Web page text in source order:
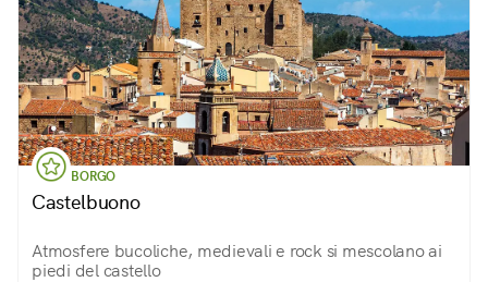
BORGO
Castelbuono
Atmosfere bucoliche, medievali e rock si mescolano ai
piedi del castello